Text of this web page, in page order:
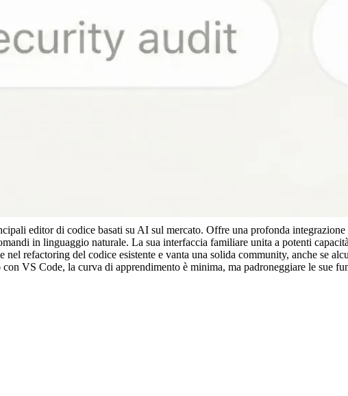
editor di codice basati su AI sul mercato. Offre una profonda
in linguaggio naturale. La sua interfaccia familiare unita a potenti
refactoring del codice esistente e vanta una solida community, anche se
VS Code, la curva di apprendimento è minima, ma padroneggiare le sue